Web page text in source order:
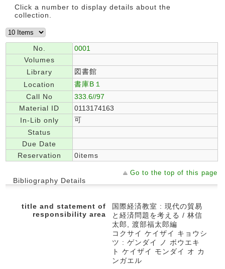
Click a number to display details about the
collection.
No.
0001
Volumes
Library
図書館
Location
書庫B１
Call No
333.6//97
Material ID
0113174163
In-Lib only
可
Status
Due Date
Reservation
0items
Go to the top of this page
Bibliography Details
title and statement of
responsibility area
国際経済教室 : 現代の貿易
と経済問題を考える / 林信
太郎, 渡部福太郎編
コクサイ ケイザイ キョウシ
ツ : ゲンダイ ノ ボウエキ
ト ケイザイ モンダイ オ カ
ンガエル